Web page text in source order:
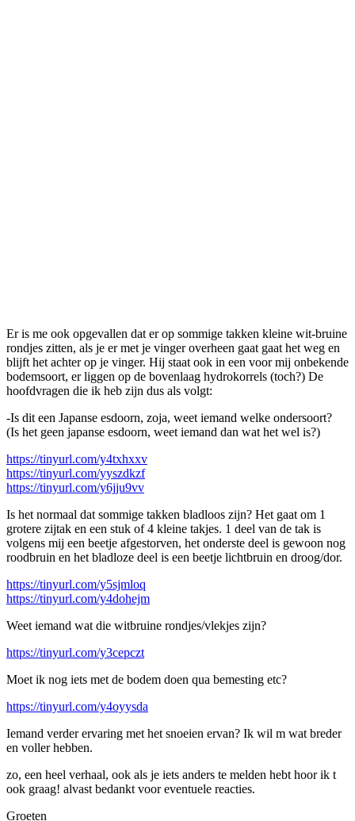
Er is me ook opgevallen dat er op sommige takken kleine wit-bruine
rondjes zitten, als je er met je vinger overheen gaat gaat het weg en
blijft het achter op je vinger. Hij staat ook in een voor mij onbekende
bodemsoort, er liggen op de bovenlaag hydrokorrels (toch?) De
hoofdvragen die ik heb zijn dus als volgt:
-Is dit een Japanse esdoorn, zoja, weet iemand welke ondersoort?
(Is het geen japanse esdoorn, weet iemand dan wat het wel is?)
https://tinyurl.com/y4txhxxv
https://tinyurl.com/yyszdkzf
https://tinyurl.com/y6jju9vv
Is het normaal dat sommige takken bladloos zijn? Het gaat om 1
grotere zijtak en een stuk of 4 kleine takjes. 1 deel van de tak is
volgens mij een beetje afgestorven, het onderste deel is gewoon nog
roodbruin en het bladloze deel is een beetje lichtbruin en droog/dor.
https://tinyurl.com/y5sjmloq
https://tinyurl.com/y4dohejm
Weet iemand wat die witbruine rondjes/vlekjes zijn?
https://tinyurl.com/y3cepczt
Moet ik nog iets met de bodem doen qua bemesting etc?
https://tinyurl.com/y4oyysda
Iemand verder ervaring met het snoeien ervan? Ik wil m wat breder
en voller hebben.
zo, een heel verhaal, ook als je iets anders te melden hebt hoor ik t
ook graag! alvast bedankt voor eventuele reacties.
Groeten